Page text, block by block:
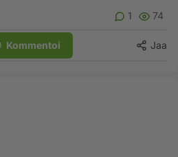
1 74
Kommentoi Jaa